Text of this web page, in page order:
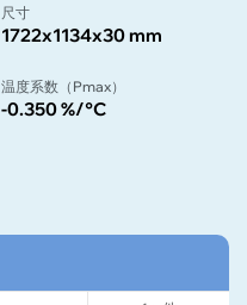
尺寸
1722x1134x30 mm
温度系数（Pmax）
-0.350 %/°C